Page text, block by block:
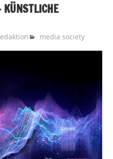
KÜNSTLICHE
media society